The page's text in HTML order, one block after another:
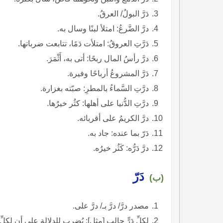
دَرَّ البولُ/ العرقُ.
درَّ الضَّرعُ: امتلأ لبنًا وسال به.
دَرَّتِ العروقُ: امتلأت دَمًا، تتابعت ضرباتها.
درَّ رأسُ المال ربحًا: أتى به، أَثْمَرَ.
دَرَّ المشروعُ أرباحًا وفيرة.
درَّتِ السَّماءُ بالمطرِ: صبّته بغزارة.
درَّتِ الدُّنيا على أهلها: كثُر خيرُها.
درَّ الكريمُ على أقربائه.
دَرّ بما عنده: جاد به.
درَّ دَرُّه: كَثُر خيرُه.
(ب) دَرّ
مصدر درَّ/ درَّ بـ/ درَّ على.
لكلِّ دَرٍّ حالِب [مثل]: يُضرب للدلالة على أن